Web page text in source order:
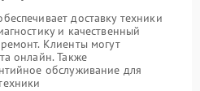
доставку техники
и качественный
Клиенты могут
онлайн. Также
обслуживание для